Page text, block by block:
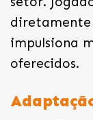
diretamente
impulsiona
oferecidos.